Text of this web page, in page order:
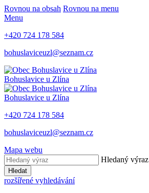
Rovnou na obsah Rovnou na menu
Menu
+420 724 178 584
bohuslaviceuzl@seznam.cz
Bohuslavice u Zlína
Bohuslavice u Zlína
+420 724 178 584
bohuslaviceuzl@seznam.cz
Mapa webu
Hledaný výraz
Hledat
rozšířené vyhledávání